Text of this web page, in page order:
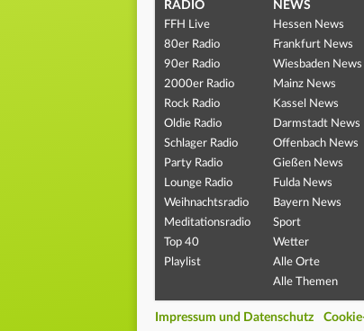
RADIO
FFH Live
80er Radio
90er Radio
2000er Radio
Rock Radio
Oldie Radio
Schlager Radio
Party Radio
Lounge Radio
Weihnachtsradio
Meditationsradio
Top 40
Playlist
NEWS
Hessen News
Frankfurt News
Wiesbaden News
Mainz News
Kassel News
Darmstadt News
Offenbach News
Gießen News
Fulda News
Bayern News
Sport
Wetter
Alle Orte
Alle Themen
Impressum und Datenschutz